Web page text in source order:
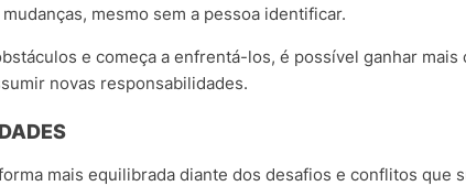
mesmo sem a pessoa identificar.
e começa a enfrentá-los, é possível ganhar mais
novas responsabilidades.
mais equilibrada diante dos desafios e conflitos que